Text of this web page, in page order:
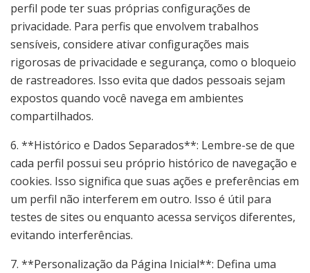
perfil pode ter suas próprias configurações de
privacidade. Para perfis que envolvem trabalhos
sensíveis, considere ativar configurações mais
rigorosas de privacidade e segurança, como o bloqueio
de rastreadores. Isso evita que dados pessoais sejam
expostos quando você navega em ambientes
compartilhados.
6. **Histórico e Dados Separados**: Lembre-se de que
cada perfil possui seu próprio histórico de navegação e
cookies. Isso significa que suas ações e preferências em
um perfil não interferem em outro. Isso é útil para
testes de sites ou enquanto acessa serviços diferentes,
evitando interferências.
7. **Personalização da Página Inicial**: Defina uma